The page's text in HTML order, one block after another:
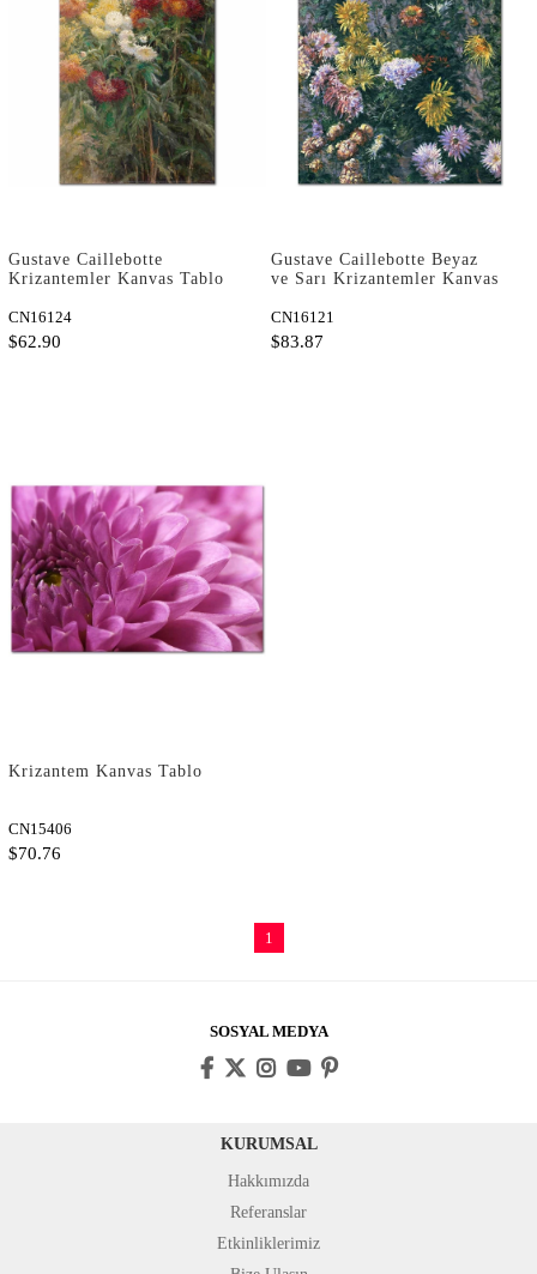
Gustave Caillebotte
Krizantemler Kanvas Tablo
CN16124
$62.90
Gustave Caillebotte Beyaz
ve Sarı Krizantemler Kanvas
CN16121
$83.87
Krizantem Kanvas Tablo
CN15406
$70.76
1
SOSYAL MEDYA
KURUMSAL
Hakkımızda
Referanslar
Etkinliklerimiz